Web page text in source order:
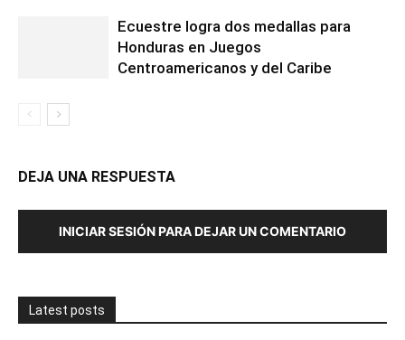
Ecuestre logra dos medallas para
Honduras en Juegos
Centroamericanos y del Caribe
DEJA UNA RESPUESTA
INICIAR SESIÓN PARA DEJAR UN COMENTARIO
Latest posts